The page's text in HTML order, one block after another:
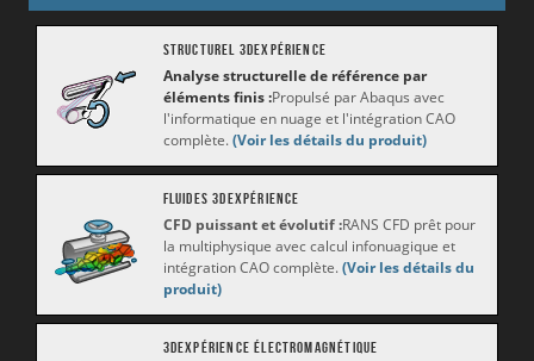
STRUCTUREL 3DEXPÉRIENCE
Analyse structurelle de référence par
éléments finis :Propulsé par Abaqus avec
l'informatique en nuage et l'intégration CAO
complète. (Voir les détails du produit)
FLUIDES 3DEXPÉRIENCE
CFD puissant et évolutif :RANS CFD prêt pour
la multiphysique avec calcul infonuagique et
intégration CAO complète. (Voir les détails du
produit)
3DEXPÉRIENCE ÉLECTROMAGNÉTIQUE